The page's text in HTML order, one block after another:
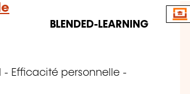
BLENDED-LEARNING
- Efficacité personnelle -